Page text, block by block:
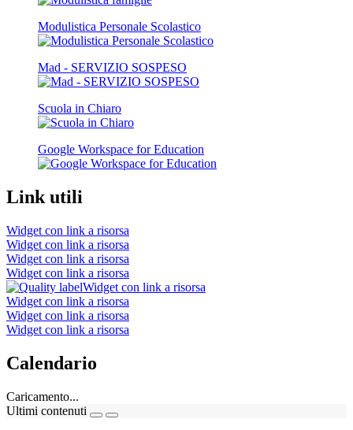
Modulistica Personale Scolastico
Mad - SERVIZIO SOSPESO
Scuola in Chiaro
Google Workspace for Education
Link utili
Widget con link a risorsa
Widget con link a risorsa
Widget con link a risorsa
Widget con link a risorsa
Widget con link a risorsa
Widget con link a risorsa
Widget con link a risorsa
Widget con link a risorsa
Calendario
Caricamento...
Ultimi contenuti